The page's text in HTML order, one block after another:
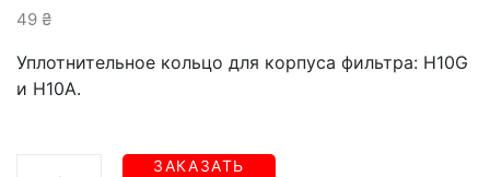
49 ₴
Уплотнительное кольцо для корпуса фильтра: H10G
и H10A.
ЗАКАЗАТЬ